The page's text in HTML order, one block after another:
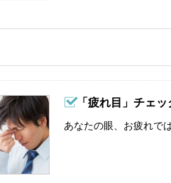
「疲れ目」チェッ
あなたの眼、お疲れで